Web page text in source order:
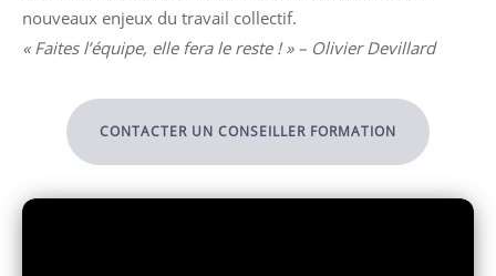
nouveaux enjeux du travail collectif.
« Faites l’équipe, elle fera le reste ! » – Olivier Devillard
CONTACTER UN CONSEILLER FORMATION